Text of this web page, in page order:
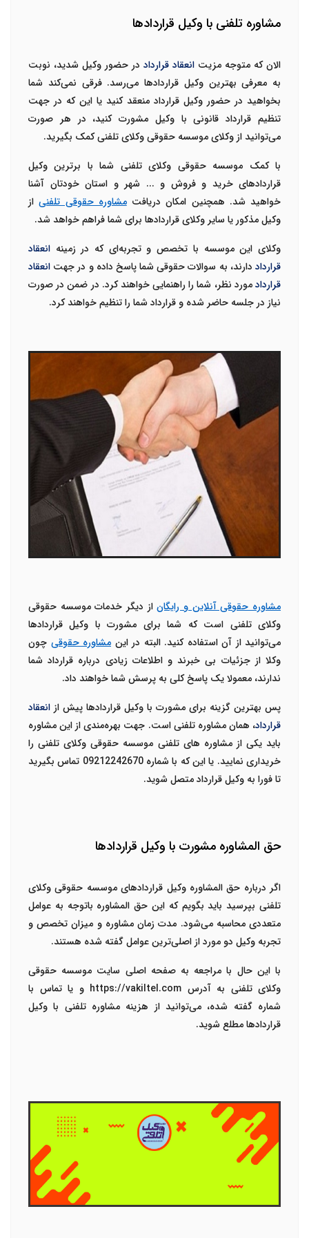
مشاوره تلفنی با وکیل قراردادها
الان که متوجه مزیت انعقاد قرارداد در حضور وکیل شدید، نوبت
به معرفی بهترین وکیل قراردادها می‌رسد. فرقی نمی‌کند شما
بخواهید در حضور وکیل قرارداد منعقد کنید یا این که در جهت
تنظیم قرارداد قانونی با وکیل مشورت کنید، در هر صورت
می‌توانید از وکلایموسسه حقوقی وکلای تلفنیکمک بگیرید.
با کمک موسسه حقوقی وکلای تلفنی شما با برترین وکیل
قراردادهای خرید و فروش و ... شهر و استان خودتان آشنا
خواهید شد. همچنین امکان دریافتمشاوره حقوقی تلفنیاز
وکیل مذکور یا سایر وکلای قراردادها برای شما فراهم خواهد شد.
وکلای این موسسه با تخصص و تجربه‌ای که در زمینه انعقاد
قرارداد دارند، به سوالات حقوقی شما پاسخ داده و در جهت انعقاد
قراردادمورد نظر، شما را راهنمایی خواهند کرد. در ضمن در صورت
نیاز در جلسه حاضر شده و قرارداد شما را تنظیم خواهند کرد.
مشاوره حقوقی آنلاین و رایگاناز دیگر خدمات موسسه حقوقی
وکلای تلفنی است که شما برای مشورت با وکیل قراردادها
می‌توانید از آن استفاده کنید. البته در این مشاوره حقوقی چون
وکلا از جزئیات بی خبرند و اطلاعات زیادی درباره قرارداد شما
ندارند، معمولا یک پاسخ کلی به پرسش شما خواهند داد.
پس بهترین گزینه برای مشورت با وکیل قراردادها پیش از انعقاد
قرارداد، همان مشاوره تلفنی است. جهت بهره‌مندی از این مشاوره
باید یکی از مشاوره های تلفنی موسسه حقوقی وکلای تلفنی را
خریداری نمایید. یا این که با شماره09212242670 تماس بگیرید
تا فورا به وکیل قرارداد متصل شوید.
حق المشاوره مشورت با وکیل قراردادها
اگر درباره حق المشاوره وکیل قراردادهای موسسه حقوقی وکلای
تلفنی بپرسید باید بگویم که این حق المشاوره باتوجه به عوامل
متعددی محاسبه می‌شود. مدت زمان مشاوره و میزان تخصص و
تجربه وکیل دو مورد از اصلی‌ترین عوامل گفته شده هستند.
با این حال با مراجعه به صفحه اصلی سایت موسسه حقوقی
وکلای تلفنی به آدرس https://vakiltel.com و یا تماس با
شماره گفته شده، می‌توانید از هزینه مشاوره تلفنی با وکیل
قراردادها مطلع شوید.